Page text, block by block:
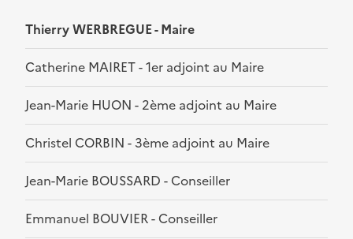
Thierry WERBREGUE - Maire
Catherine MAIRET - 1er adjoint au Maire
Jean-Marie HUON - 2ème adjoint au Maire
Christel CORBIN - 3ème adjoint au Maire
Jean-Marie BOUSSARD - Conseiller
Emmanuel BOUVIER - Conseiller